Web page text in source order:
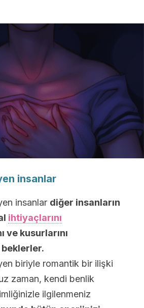
insanlar
insanlar diğer insanların
ihtiyaçlarını
ve kusurlarını
beklerler.
biriyle romantik bir ilişki
zaman, kendi benlik
ilgilenmeniz